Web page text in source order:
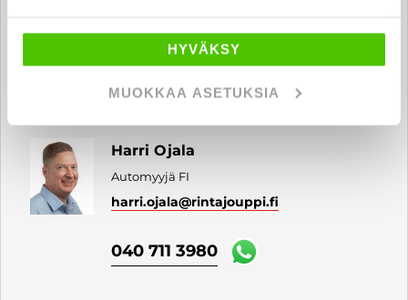
HYVÄKSY
MUOKKAA ASETUKSIA
Harri Ojala
Automyyjä FI
harri.ojala@rintajouppi.fi
040 711 3980